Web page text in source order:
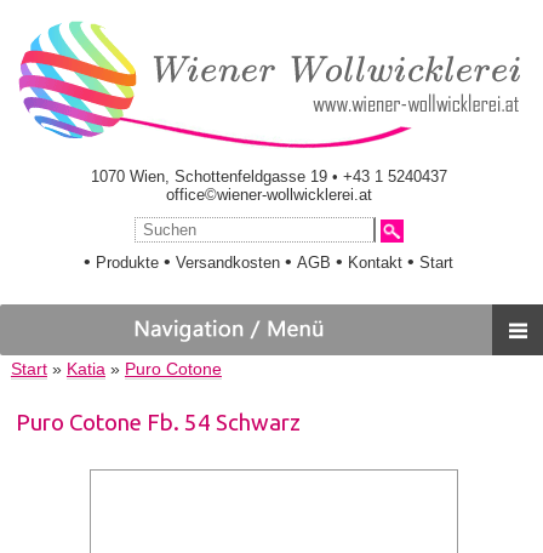
1070 Wien, Schottenfeldgasse 19 • +43 1 5240437
office©wiener-wollwicklerei.at
• Produkte •Versandkosten •AGB • Kontakt •Start
Start» Katia» Puro Cotone
Puro Cotone Fb. 54 Schwarz